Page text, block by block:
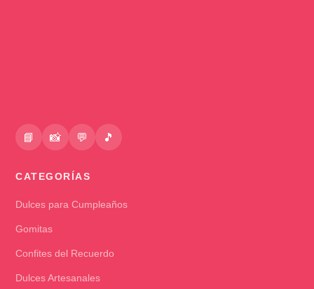
📘 📸 💬 🎵
CATEGORÍAS
Dulces para Cumpleaños
Gomitas
Confites del Recuerdo
Dulces Artesanales